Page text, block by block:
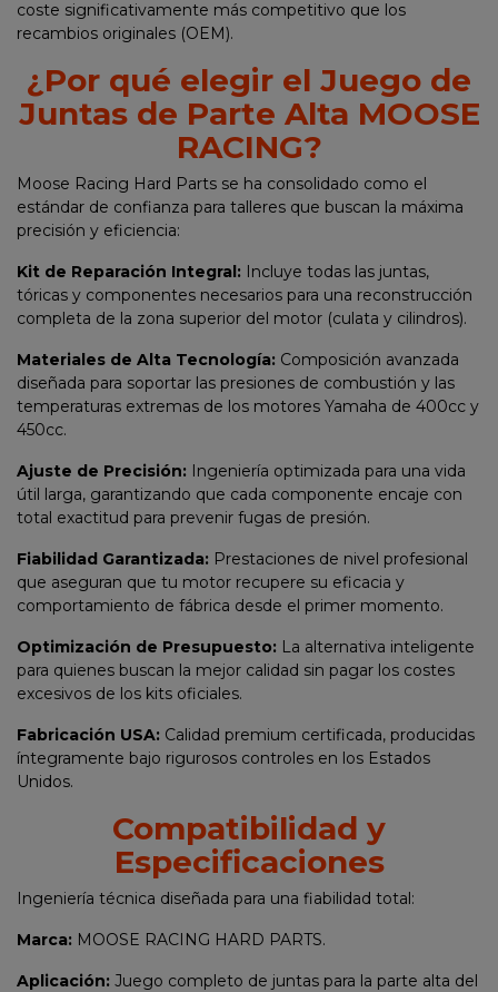
coste significativamente más competitivo que los
recambios originales (OEM).
¿Por qué elegir el Juego de
Juntas de Parte Alta MOOSE
RACING?
Moose Racing Hard Parts se ha consolidado como el
estándar de confianza para talleres que buscan la máxima
precisión y eficiencia:
Kit de Reparación Integral: Incluye todas las juntas,
tóricas y componentes necesarios para una reconstrucción
completa de la zona superior del motor (culata y cilindros).
Materiales de Alta Tecnología: Composición avanzada
diseñada para soportar las presiones de combustión y las
temperaturas extremas de los motores Yamaha de 400cc y
450cc.
Ajuste de Precisión: Ingeniería optimizada para una vida
útil larga, garantizando que cada componente encaje con
total exactitud para prevenir fugas de presión.
Fiabilidad Garantizada: Prestaciones de nivel profesional
que aseguran que tu motor recupere su eficacia y
comportamiento de fábrica desde el primer momento.
Optimización de Presupuesto: La alternativa inteligente
para quienes buscan la mejor calidad sin pagar los costes
excesivos de los kits oficiales.
Fabricación USA: Calidad premium certificada, producidas
íntegramente bajo rigurosos controles en los Estados
Unidos.
Compatibilidad y
Especificaciones
Ingeniería técnica diseñada para una fiabilidad total:
Marca: MOOSE RACING HARD PARTS.
Aplicación: Juego completo de juntas para la parte alta del